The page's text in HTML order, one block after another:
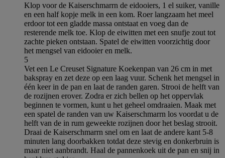
Klop voor de Kaiserschmarrn de eidooiers, 1 el suiker, vanille
en een half kopje melk in een kom. Roer langzaam het meel
erdoor tot een gladde massa ontstaat en voeg dan de
resterende melk toe. Klop de eiwitten met een snufje zout tot
zachte pieken ontstaan. Spatel de eiwitten voorzichtig door
het mengsel van eidooier en melk.
5
Vet een Le Creuset Signature Koekenpan van 26 cm in met
bakspray en zet deze op een laag vuur. Schenk het mengsel in
één keer in de pan en laat de randen garen. Strooi de helft van
de rozijnen erover. Zodra er zich bellen op het oppervlak
beginnen te vormen, kunt u het geheel omdraaien. Maak met
een spatel de randen van uw Kaiserschmarrn los voordat u de
helft van de in rum geweekte rozijnen door het beslag strooit.
Draai de Kaiserschmarrn snel om en laat de andere kant 5-8
minuten lang doorbakken totdat deze stevig en donkerbruin is
maar niet aanbrandt. Haal de pannenkoek uit de pan en snij in